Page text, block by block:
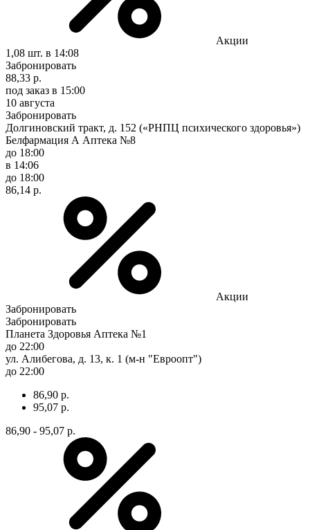
Акции
1,08 шт. в 14:08
Забронировать
88,33 р.
под заказ в 15:00
10 августа
Забронировать
Долгиновский тракт, д. 152 («РНПЦ психического здоровья»)
Белфармация А Аптека №8
до 18:00
в 14:06
до 18:00
86,14 р.
Акции
Забронировать
Забронировать
Планета Здоровья Аптека №1
до 22:00
ул. Алибегова, д. 13, к. 1 (м-н "Евроопт")
до 22:00
86,90 р.
95,07 р.
86,90 - 95,07 р.